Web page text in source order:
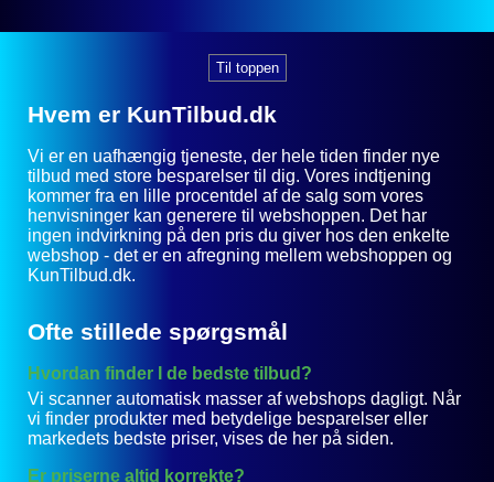
Til toppen
Hvem er KunTilbud.dk
Vi er en uafhængig tjeneste, der hele tiden finder nye
tilbud med store besparelser til dig. Vores indtjening
kommer fra en lille procentdel af de salg som vores
henvisninger kan generere til webshoppen. Det har
ingen indvirkning på den pris du giver hos den enkelte
webshop - det er en afregning mellem webshoppen og
KunTilbud.dk.
Ofte stillede spørgsmål
Hvordan finder I de bedste tilbud?
Vi scanner automatisk masser af webshops dagligt. Når
vi finder produkter med betydelige besparelser eller
markedets bedste priser, vises de her på siden.
Er priserne altid korrekte?